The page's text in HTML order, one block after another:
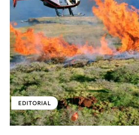
EDITORIAL